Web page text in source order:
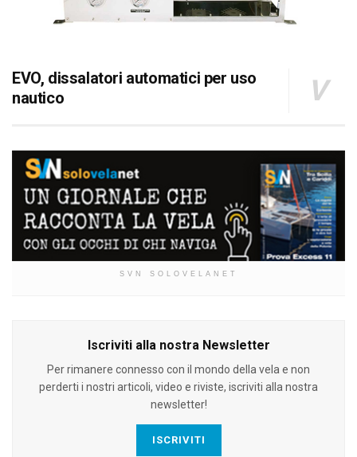
EVO, dissalatori automatici per uso
nautico
SVN SOLOVELANET
Iscriviti alla nostra Newsletter
Per rimanere connesso con il mondo della vela e non
perderti i nostri articoli, video e riviste, iscriviti alla nostra
newsletter!
ISCRIVITI